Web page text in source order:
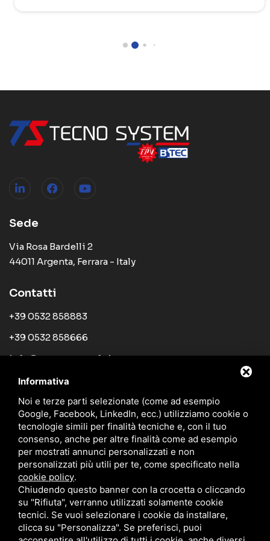
Sede
Via Rosa Bardelli 2
44011 Argenta, Ferrara - Italy
Contatti
+39 0532 858883
+39 0532 858666
info@tecnosystemfe.it
Links
Azienda
Prodotti
News
Rete di vendita
Cataloghi
Blog
Informativa
Noi e terze parti selezionate (come ad esempio
Google, Facebook, LinkedIn, ecc.) utilizziamo cookie o
tecnologie simili per finalità tecniche e, con il tuo
consenso, anche per altre finalità come ad esempio
per mostrati annunci personalizzati e non
personalizzati più utili per te, come specificato nella
cookie policy.
Chiudendo questo banner con la crocetta o cliccando
su "Rifiuta", verranno utilizzati solamente cookie
tecnici. Se vuoi selezionare i cookie da installare,
clicca su "Personalizza". Se preferisci, puoi